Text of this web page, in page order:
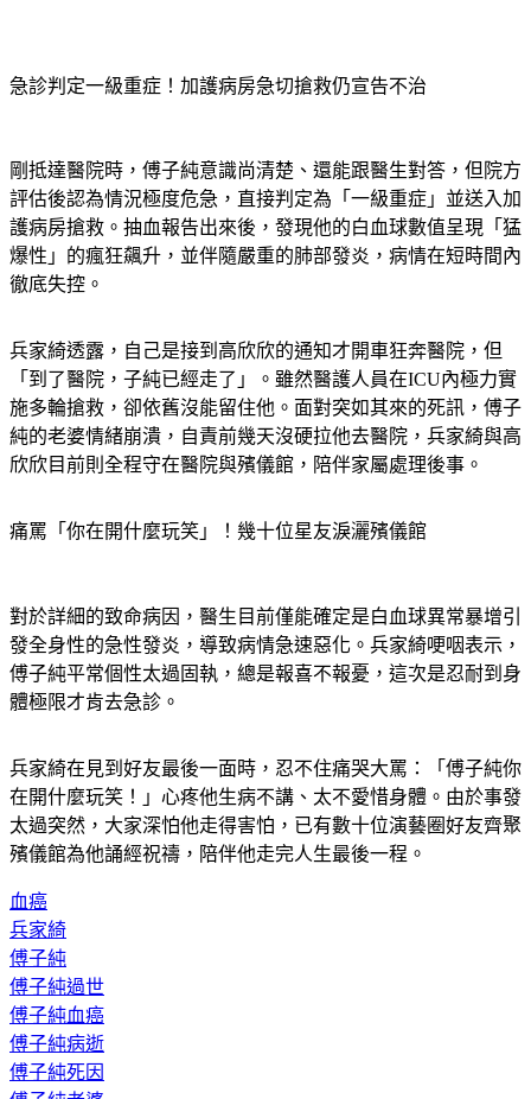
急診判定一級重症！加護病房急切搶救仍宣告不治
剛抵達醫院時，傅子純意識尚清楚、還能跟醫生對答，但院方
評估後認為情況極度危急，直接判定為「一級重症」並送入加
護病房搶救。抽血報告出來後，發現他的白血球數值呈現「猛
爆性」的瘋狂飆升，並伴隨嚴重的肺部發炎，病情在短時間內
徹底失控。
兵家綺透露，自己是接到高欣欣的通知才開車狂奔醫院，但
「到了醫院，子純已經走了」。雖然醫護人員在ICU內極力實
施多輪搶救，卻依舊沒能留住他。面對突如其來的死訊，傅子
純的老婆情緒崩潰，自責前幾天沒硬拉他去醫院，兵家綺與高
欣欣目前則全程守在醫院與殯儀館，陪伴家屬處理後事。
痛罵「你在開什麼玩笑」！幾十位星友淚灑殯儀館
對於詳細的致命病因，醫生目前僅能確定是白血球異常暴增引
發全身性的急性發炎，導致病情急速惡化。兵家綺哽咽表示，
傅子純平常個性太過固執，總是報喜不報憂，這次是忍耐到身
體極限才肯去急診。
兵家綺在見到好友最後一面時，忍不住痛哭大罵：「傅子純你
在開什麼玩笑！」心疼他生病不講、太不愛惜身體。由於事發
太過突然，大家深怕他走得害怕，已有數十位演藝圈好友齊聚
殯儀館為他誦經祝禱，陪伴他走完人生最後一程。
血癌
兵家綺
傅子純
傅子純過世
傅子純血癌
傅子純病逝
傅子純死因